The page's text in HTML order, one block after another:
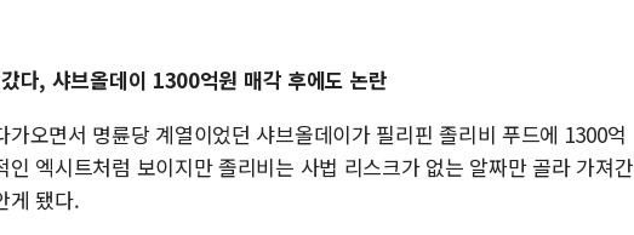
다, 샤브올데이 1300억원 매각 후에도 논란
오면서 명륜당 계열이었던 샤브올데이가 필리핀 졸리비 푸드에 1300억
엑시트처럼 보이지만 졸리비는 사법 리스크가 없는 알짜만 골라 가져간
게 됐다.